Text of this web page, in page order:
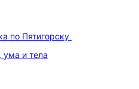
по Пятигорску
ума и тела